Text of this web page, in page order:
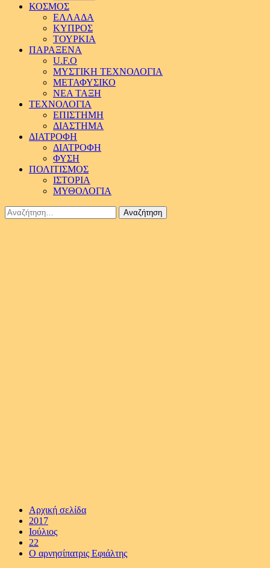
ΚΟΣΜΟΣ
ΕΛΛΑΔΑ
ΚΥΠΡΟΣ
ΤΟΥΡΚΙΑ
ΠΑΡΑΞΕΝΑ
U.F.O
ΜΥΣΤΙΚΗ ΤΕΧΝΟΛΟΓΙΑ
ΜΕΤΑΦΥΣΙΚΟ
ΝΕΑ ΤΑΞΗ
ΤΕΧΝΟΛΟΓΙΑ
ΕΠΙΣΤΗΜΗ
ΔΙΑΣΤΗΜΑ
ΔΙΑΤΡΟΦΗ
ΔΙΑΤΡΟΦΗ
ΦΥΣΗ
ΠΟΛΙΤΙΣΜΟΣ
ΙΣΤΟΡΙΑ
ΜΥΘΟΛΟΓΙΑ
Αναζήτηση
για:
Αρχική σελίδα
2017
Ιούλιος
22
Ο αρνησίπατρις Εφιάλτης